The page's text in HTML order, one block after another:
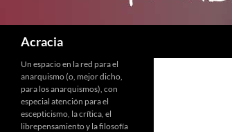
Acracia
Un espacio en la red para el
anarquismo (o, mejor dicho,
para los anarquismos), con
especial atención para el
escepticismo, la crítica, el
librepensamiento y la filosofía